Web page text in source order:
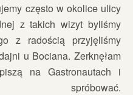
często w okolice ulicy
z takich wizyt byliśmy
z radością przyjęliśmy
u Bociana. Zerknęłam
na Gastronautach i
spróbować.